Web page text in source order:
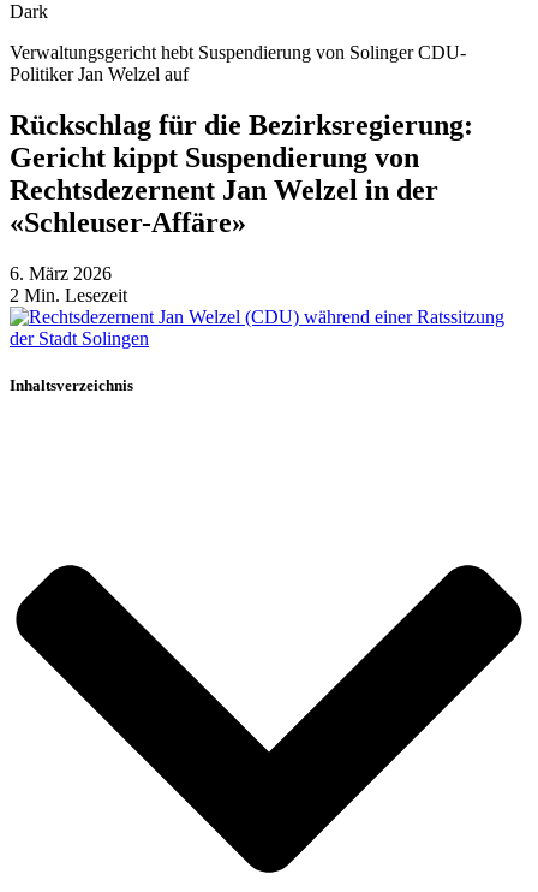
Dark
Verwaltungsgericht hebt Suspendierung von Solinger CDU-
Politiker Jan Welzel auf
Rückschlag für die Bezirksregierung:
Gericht kippt Suspendierung von
Rechtsdezernent Jan Welzel in der
«Schleuser-Affäre»
6. März 2026
2 Min. Lesezeit
Inhaltsverzeichnis